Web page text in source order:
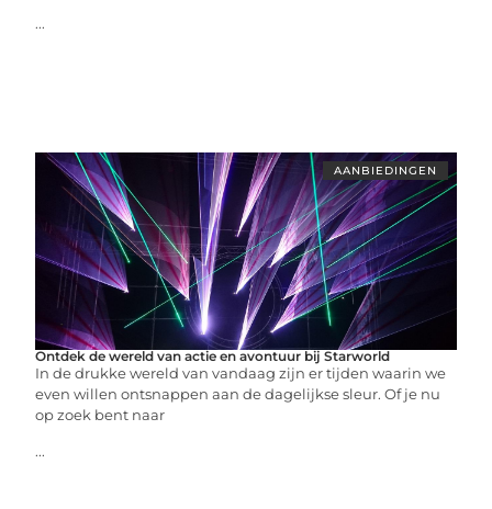
...
AANBIEDINGEN
Ontdek de wereld van actie en avontuur bij Starworld
In de drukke wereld van vandaag zijn er tijden waarin we
even willen ontsnappen aan de dagelijkse sleur. Of je nu
op zoek bent naar
...